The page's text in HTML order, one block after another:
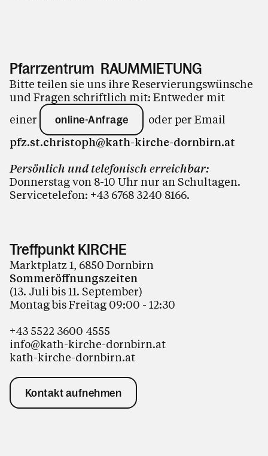
Pfarrzentrum RAUMMIETUNG
Bitte teilen sie uns ihre Reservierungswünsche
und Fragen schriftlich mit: Entweder mit
einer
online-Anfrage
oder per Email
pfz.st.christoph@kath-kirche-dornbirn.at
Persönlich und telefonisch erreichbar:
Donnerstag von 8-10 Uhr nur an Schultagen.
Servicetelefon: +43 6768 3240 8166.
Treffpunkt KIRCHE
Marktplatz 1, 6850 Dornbirn
Sommeröffnungszeiten
(13. Juli bis 11. September)
Montag bis Freitag 09:00 - 12:30
+43 5522 3600 4555
info@kath-kirche-dornbirn.at
kath-kirche-dornbirn.at
Kontakt aufnehmen